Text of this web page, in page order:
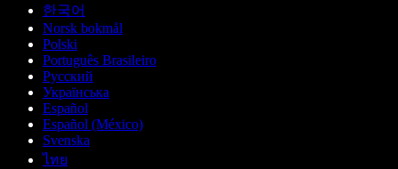
한국어
Norsk bokmål
Polski
Português Brasileiro
Русский
Українська
Español
Español (México)
Svenska
ไทย